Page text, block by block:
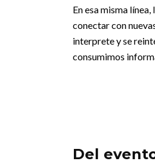
En esa misma
conectar con
interprete y se
consumimos
Del